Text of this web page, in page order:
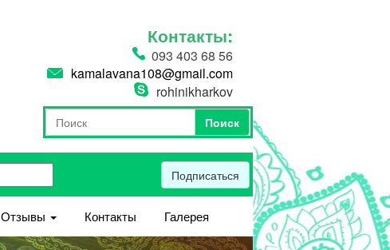
Контакты:
093 403 68 56
kamalavana108@gmail.com
rohinikharkov
Форма поиска
Поиск
Поиск
Подписаться
Отзывы Контакты Галерея